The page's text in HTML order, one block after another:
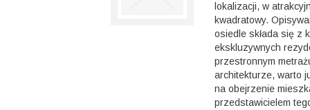
lokalizacji, w
kwadratowy.
osiedle składa się z
ekskluzywnych
przestronnym
architekturze, warto
na obejrzenie
przedstawicielem